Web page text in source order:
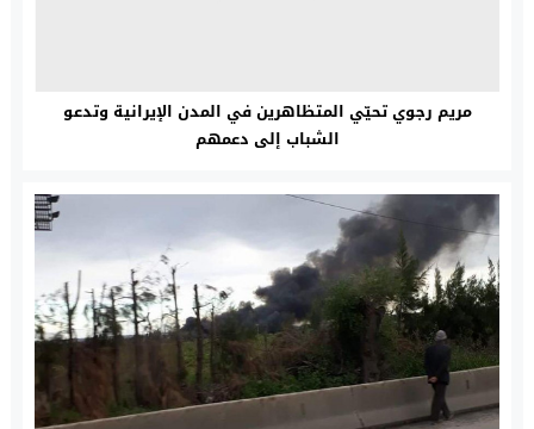
مريم رجوي تحيّي المتظاهرين في المدن الإيرانية وتدعو
الشباب إلى دعمهم